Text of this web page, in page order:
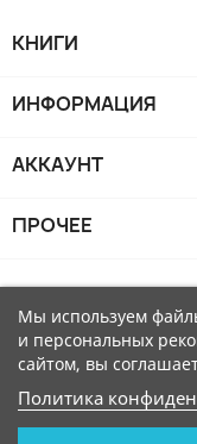
КНИГИ
ИНФОРМАЦИЯ
АККАУНТ
ПРОЧЕЕ
Мы используем
и персональных
сайтом, вы
Политика